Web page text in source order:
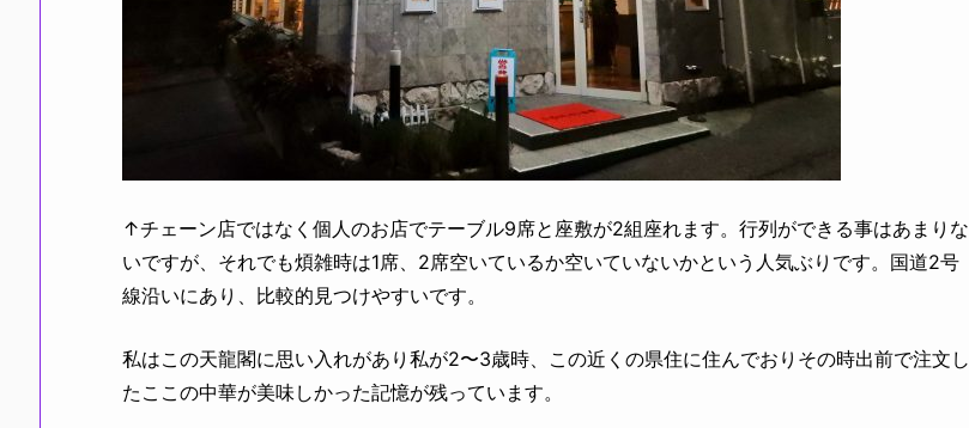
↑チェーン店ではなく個人のお店でテーブル9席と座敷が2組座れます。行列ができる事はあまりな
いですが、それでも煩雑時は1席、2席空いているか空いていないかという人気ぶりです。国道2号
線沿いにあり、比較的見つけやすいです。
私はこの天龍閣に思い入れがあり私が2〜3歳時、この近くの県住に住んでおりその時出前で注文し
たここの中華が美味しかった記憶が残っています。